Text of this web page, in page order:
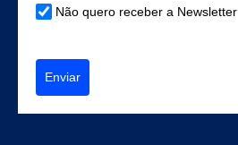
Não quero receber a Newsletter
Enviar